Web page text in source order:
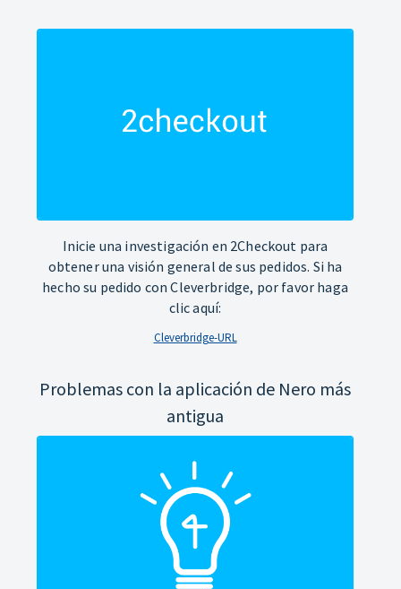
Inicie una investigación en 2Checkout para
obtener una visión general de sus pedidos. Si ha
hecho su pedido con Cleverbridge, por favor haga
clic aquí:
Cleverbridge-URL
Problemas con la aplicación de Nero más
antigua